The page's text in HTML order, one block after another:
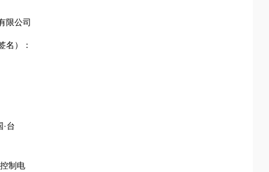
限公司
名）：
台
制电